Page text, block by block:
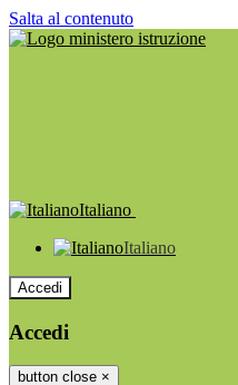
Salta al contenuto
Italiano
Italiano
Accedi
Accedi
button close ×